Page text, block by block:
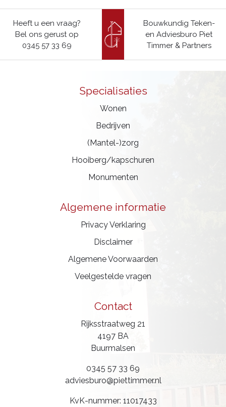
Heeft u een vraag?
Bel ons gerust op
0345 57 33 69
Bouwkundig Teken-
en Adviesburo Piet
Timmer & Partners
Specialisaties
Wonen
Bedrijven
(Mantel-)zorg
Hooiberg/kapschuren
Monumenten
Algemene informatie
Privacy Verklaring
Disclaimer
Algemene Voorwaarden
Veelgestelde vragen
Contact
Rijksstraatweg 21
4197 BA
Buurmalsen
0345 57 33 69
adviesburo@piettimmer.nl
KvK-nummer: 11017433